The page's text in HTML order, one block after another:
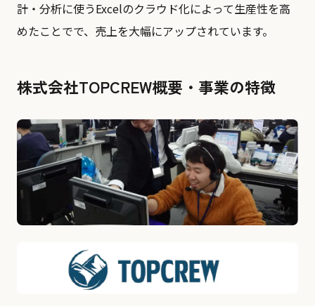
計・分析に使うExcelのクラウド化によって生産性を高
めたことでで、売上を大幅にアップされています。
株式会社TOPCREW概要・事業の特徴